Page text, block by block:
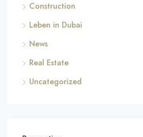
Construction
Leben in Dubai
News
Real Estate
Uncategorized